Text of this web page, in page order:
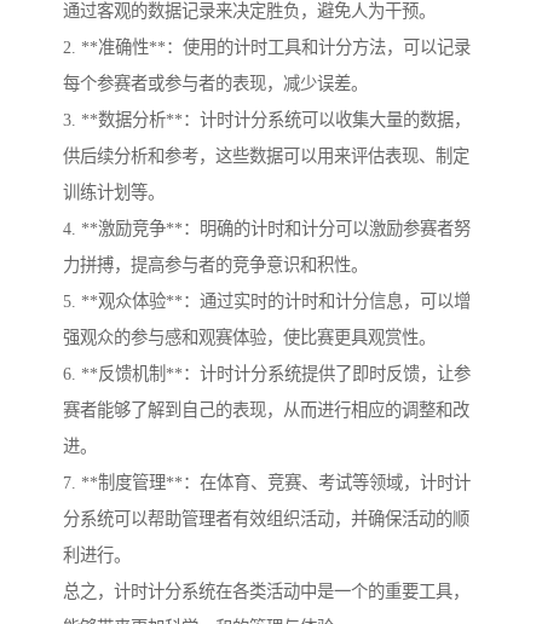
通过客观的数据记录来决定胜负，避免人为干预。
2. **准确性**：使用的计时工具和计分方法，可以记录
每个参赛者或参与者的表现，减少误差。
3. **数据分析**：计时计分系统可以收集大量的数据，
供后续分析和参考，这些数据可以用来评估表现、制定
训练计划等。
4. **激励竞争**：明确的计时和计分可以激励参赛者努
力拼搏，提高参与者的竞争意识和积性。
5. **观众体验**：通过实时的计时和计分信息，可以增
强观众的参与感和观赛体验，使比赛更具观赏性。
6. **反馈机制**：计时计分系统提供了即时反馈，让参
赛者能够了解到自己的表现，从而进行相应的调整和改
进。
7. **制度管理**：在体育、竞赛、考试等领域，计时计
分系统可以帮助管理者有效组织活动，并确保活动的顺
利进行。
总之，计时计分系统在各类活动中是一个的重要工具，